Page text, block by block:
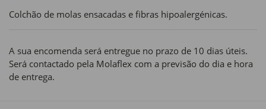
Colchão de molas ensacadas e fibras hipoalergénicas.
A sua encomenda será entregue no prazo de 10 dias úteis.
Será contactado pela Molaflex com a previsão do dia e hora
de entrega.